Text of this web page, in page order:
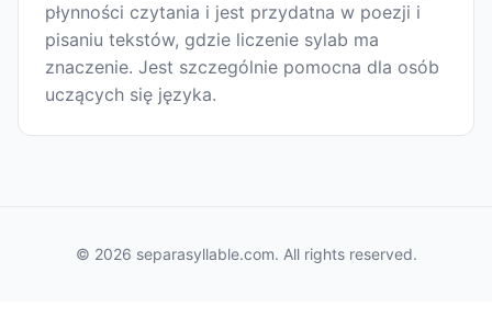
płynności czytania i jest przydatna w poezji i
pisaniu tekstów, gdzie liczenie sylab ma
znaczenie. Jest szczególnie pomocna dla osób
uczących się języka.
© 2026 separasyllable.com. All rights reserved.